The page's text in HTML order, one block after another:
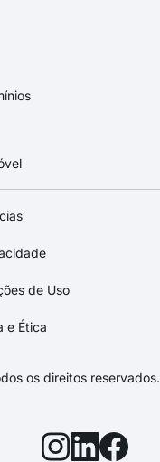
de Uso
e Ética
os direitos reservados.